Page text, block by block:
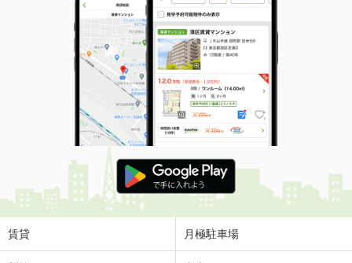
鹿児島県姶良市加治木町諏訪町
価 格
0.55万円
住 所
鹿児島県姶良市加治木町諏訪町
物件種別 貸駐車場
使用面積 -
鹿児島県霧島市牧園町宿窪田
価 格
3.30万円
住 所
鹿児島県霧島市牧園町宿窪田
物件種別
賃貸 月極駐車場